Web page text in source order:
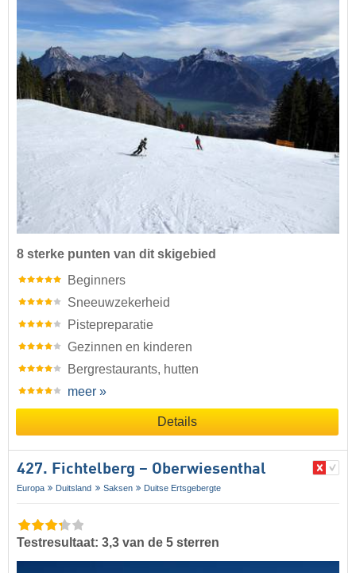
8 sterke punten van dit skigebied
Beginners
Sneeuwzekerheid
Pistepreparatie
Gezinnen en kinderen
Bergrestaurants, hutten
meer »
Details
427. Fichtelberg – Oberwiesenthal
Europa Duitsland Saksen Duitse Ertsgebergte
Testresultaat: 3,3 van de 5 sterren